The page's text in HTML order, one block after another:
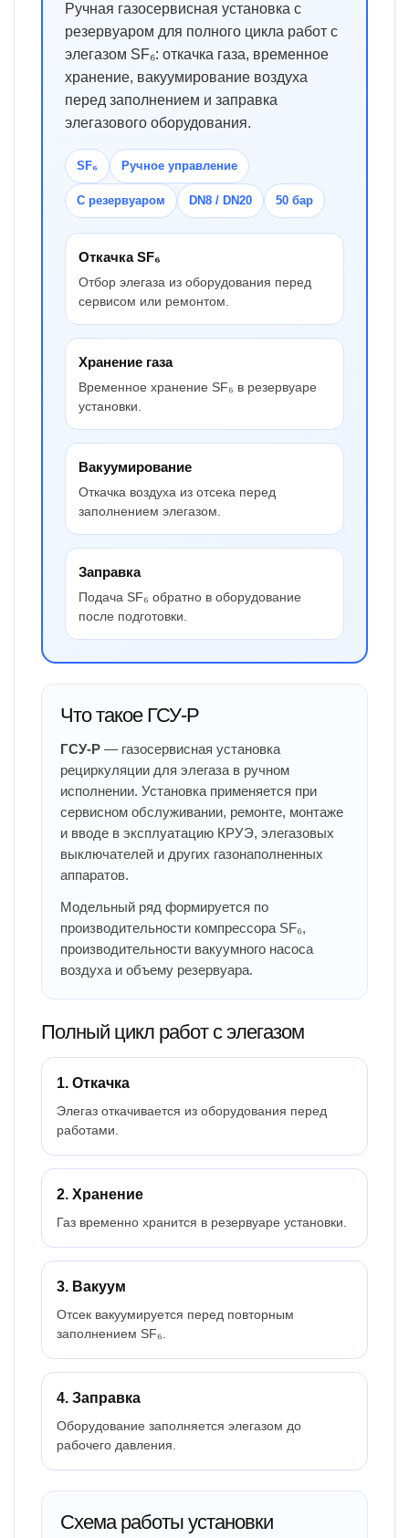
Ручная газосервисная установка с
резервуаром для полного цикла работ с
элегазом SF₆: откачка газа, временное
хранение, вакуумирование воздуха
перед заполнением и заправка
элегазового оборудования.
SF₆ Ручное управление
С резервуаром DN8 / DN20 50 бар
Откачка SF₆
Отбор элегаза из оборудования перед
сервисом или ремонтом.
Хранение газа
Временное хранение SF₆ в резервуаре
установки.
Вакуумирование
Откачка воздуха из отсека перед
заполнением элегазом.
Заправка
Подача SF₆ обратно в оборудование
после подготовки.
Что такое ГСУ-Р
ГСУ-Р — газосервисная установка
рециркуляции для элегаза в ручном
исполнении. Установка применяется при
сервисном обслуживании, ремонте, монтаже
и вводе в эксплуатацию КРУЭ, элегазовых
выключателей и других газонаполненных
аппаратов.
Модельный ряд формируется по
производительности компрессора SF₆,
производительности вакуумного насоса
воздуха и объему резервуара.
Полный цикл работ с элегазом
1. Откачка
Элегаз откачивается из оборудования перед
работами.
2. Хранение
Газ временно хранится в резервуаре установки.
3. Вакуум
Отсек вакуумируется перед повторным
заполнением SF₆.
4. Заправка
Оборудование заполняется элегазом до
рабочего давления.
Схема работы установки